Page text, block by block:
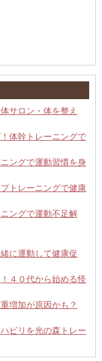
サロン・体を整え
体幹トレーニングで
ングで運動習慣を身
トレーニングで健康
ングで運動不足解
に運動して健康促
４０代から始める怪
増加が原因かも？
ビリを光の森トレー